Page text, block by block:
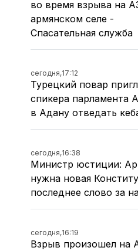
во время взрыва на
армянском селе -
Спасательная служба
сегодня,17:12
Турецкий повар
спикера парламента
в Адану отведать
сегодня,16:38
Министр юстиции:
нужна новая
последнее слово за
сегодня,16:19
Взрыв произошел на